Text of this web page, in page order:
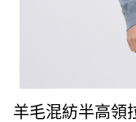
羊毛混紡半高領